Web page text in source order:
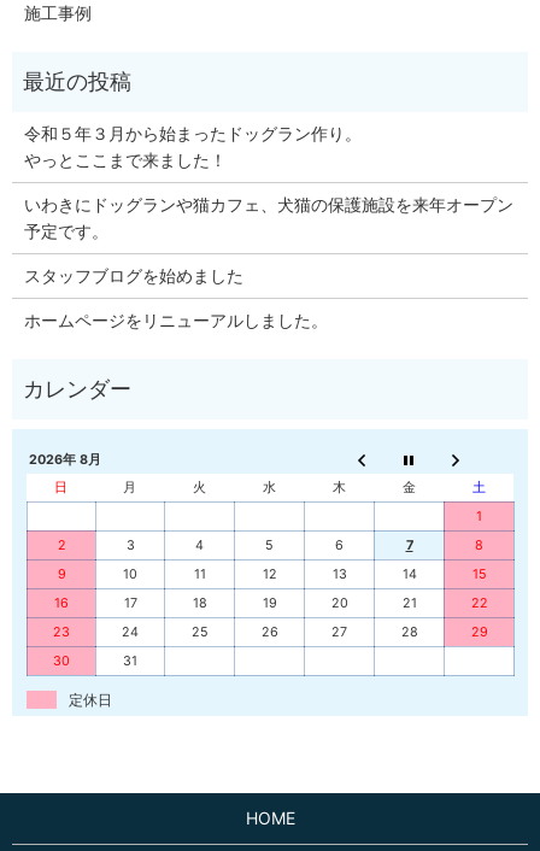
施工事例
令和５年３月から始まったドッグラン作り。
やっとここまで来ました！
いわきにドッグランや猫カフェ、犬猫の保護施設を来年オープン
予定です。
スタッフブログを始めました
ホームページをリニューアルしました。
2026年 8月
日
月 火 水 木 金
土
1
2
3 4 5 6 7
8
9
10 11 12 13 14
15
16
17 18 19 20 21
22
23
24 25 26 27 28
29
30
31
定休日
HOME